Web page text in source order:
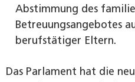
Abstimmung des
Betreuungsangebotes
berufstätiger Eltern.
Das Parlament hat die